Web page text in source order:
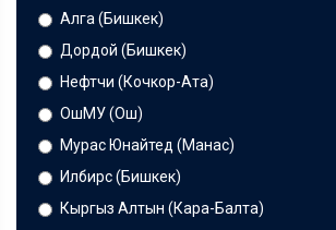
Алга (Бишкек)
Дордой (Бишкек)
Нефтчи (Кочкор-Ата)
ОшМУ (Ош)
Мурас Юнайтед (Манас)
Илбирс (Бишкек)
Кыргыз Алтын (Кара-Балта)